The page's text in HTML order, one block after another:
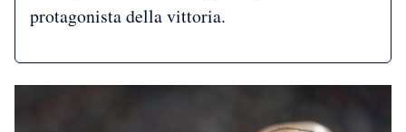
protagonista della vittoria.